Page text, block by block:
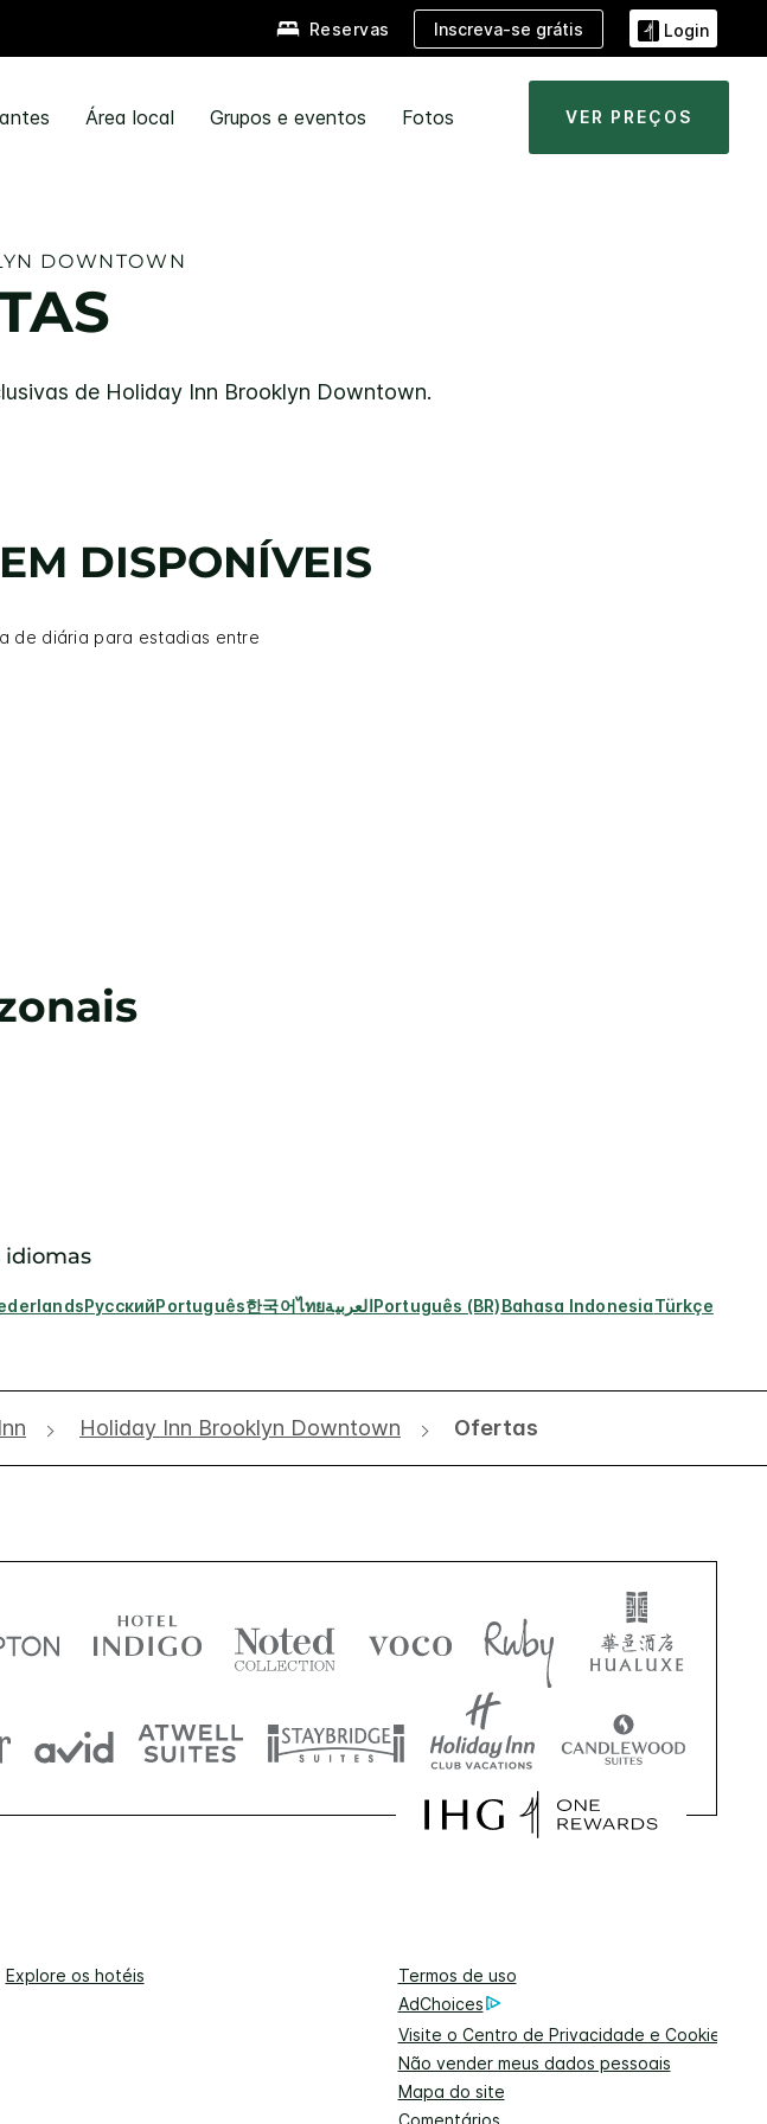
Reservas Inscreva-se grátis Login
Área local Grupos e eventos Fotos VER PREÇOS
DOWNTOWN
de Holiday Inn Brooklyn Downtown.
DISPONÍVEIS
de diária para estadias entre
idiomas
РусскийPortuguês한국어ไทยالعربيةPortuguês (BR)Bahasa IndonesiaTürkçe
Holiday Inn Brooklyn Downtown Ofertas
Explore os hotéis
Termos de uso
AdChoices
Visite o Centro de Privacidade e Cookies
Não vender meus dados pessoais
Mapa do site
Comentários